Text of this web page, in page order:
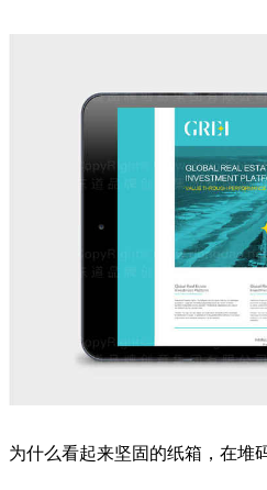
为什么看起来坚固的纸箱，在堆